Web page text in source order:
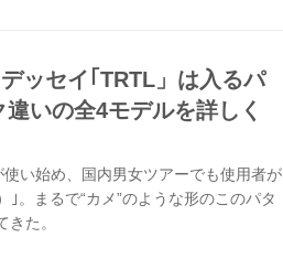
ッセイ｢TRTL」は入るパ
いの全4モデルを詳しく
い始め、国内男女ツアーでも使用者が
。まるで“カメ”のような形のこのパタ
た。